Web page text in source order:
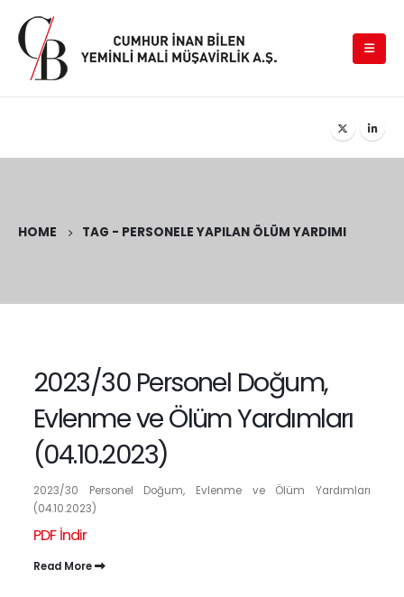
HOME TAG - PERSONELE YAPILAN ÖLÜM YARDIMI
2023/30 Personel Doğum,
Evlenme ve Ölüm Yardımları
(04.10.2023)
2023/30 Personel Doğum, Evlenme ve Ölüm Yardımları
(04.10.2023)
PDF İndir
Read More